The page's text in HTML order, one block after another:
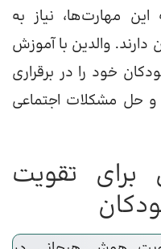
این مهارت‌ها، نیاز به
دارند. والدین با آموزش
خود را در برقراری
و حل مشکلات اجتماعی
برای تقویت